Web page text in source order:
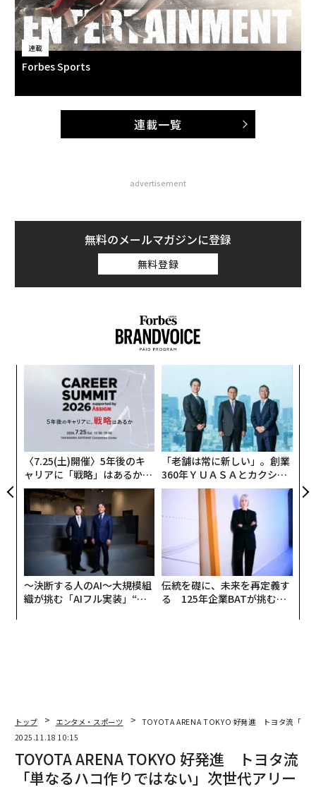
連載
Forbes Sports
連載一覧
advertisement
無料のメールマガジンに登録
無料登録
〈7.25(土)開催〉5年後のキ
ャリアに「戦略」はあるか。
トップエグゼクティブのキャ
リアに触れる1日│CAREER S
UMMIT 2026
「老舗は常に新しい」。創業
360年ＹＵＡＳＡとカクシン
CEO田尻望が語る、AIを超え
る人の価値
〜決断する人のAI〜大規模組
織が挑む「AIフル実装」“使
伝統を礎に、未来を再定義す
る 125年企業BATが挑むス
トップ エンタメ・スポーツ
TOYOTA ARENA TOKYO 好発進 トヨタ流「単
2025.11.18 10:15
TOYOTA ARENA TOKYO 好発進 トヨタ流
「単なるハコ作りではない」次世代アリー